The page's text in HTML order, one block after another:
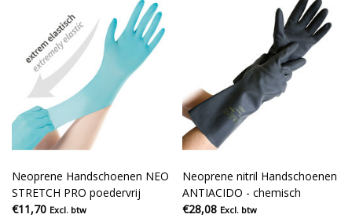
Neoprene Handschoenen NEO
STRETCH PRO poedervrij
groen
€11,70 Excl. btw
Neoprene nitril Handschoenen
ANTIACIDO - chemisch
resistent
€28,08 Excl. btw